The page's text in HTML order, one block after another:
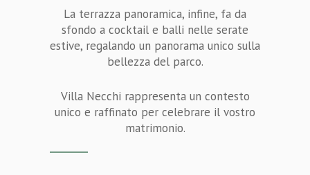
La terrazza panoramica, infine, fa da
sfondo a cocktail e balli nelle serate
estive, regalando un panorama unico sulla
bellezza del parco.
Villa Necchi rappresenta un contesto
unico e raffinato per celebrare il vostro
matrimonio.